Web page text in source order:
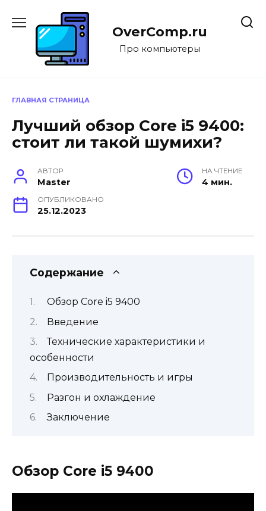
содержанию
OverComp.ru
Про компьютеры
ГЛАВНАЯ СТРАНИЦА
Лучший обзор Core i5 9400:
стоит ли такой шумихи?
АВТОР
Master
НА ЧТЕНИЕ
4 мин.
ОПУБЛИКОВАНО
25.12.2023
Содержание
Обзор Core i5 9400
Введение
Технические характеристики и
особенности
Производительность и игры
Разгон и охлаждение
Заключение
Обзор Core i5 9400